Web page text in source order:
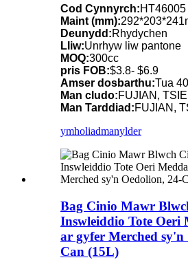
Cod Cynnyrch:HT46005
Maint (mm):
Deunydd:Rhydychen
Lliw:Unrhyw liw pantone
MOQ:300cc
pris FOB:$3.8- $6.9
Amser dosbarthu:Tua
Man cludo:FUJIAN,
Man Tarddiad:FUJIAN,
ymholiadmanylder
Bag Cinio Mawr
Inswleiddio Tote Oeri
ar gyfer Merched sy'n
Can (15L)